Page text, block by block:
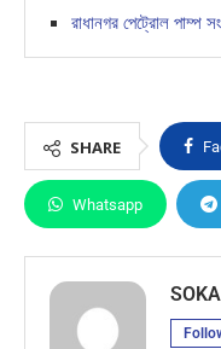
রাধানগর পেট্রোল
SHARE
Whatsapp